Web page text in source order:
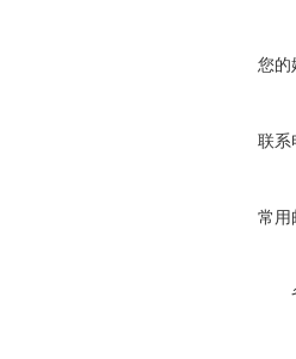
您的
联系
常用